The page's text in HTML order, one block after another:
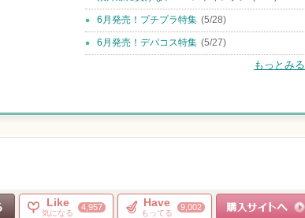
6月発売！プチプラ特集 (5/28)
6月発売！デパコス特集 (5/27)
もっとみる
Like
気になる
4,957 Have
もってる
9,002